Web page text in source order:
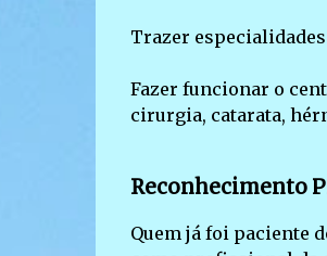
Trazer
Fazer funcionar o
cirurgia, catarata,
Reconhecimento
Quem já foi paciente